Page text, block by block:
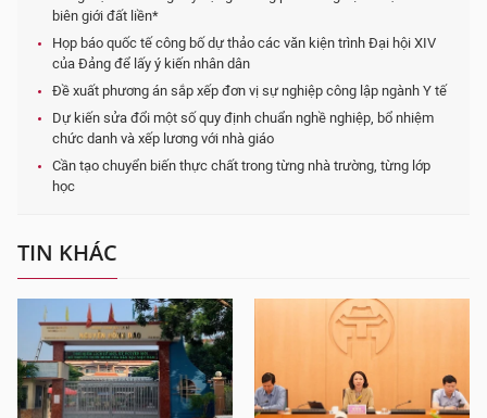
biên giới đất liền*
Họp báo quốc tế công bố dự thảo các văn kiện trình Đại hội XIV
của Đảng để lấy ý kiến nhân dân
Đề xuất phương án sắp xếp đơn vị sự nghiệp công lập ngành Y tế
Dự kiến sửa đổi một số quy định chuẩn nghề nghiệp, bổ nhiệm
chức danh và xếp lương với nhà giáo
Cần tạo chuyển biến thực chất trong từng nhà trường, từng lớp
học
TIN KHÁC